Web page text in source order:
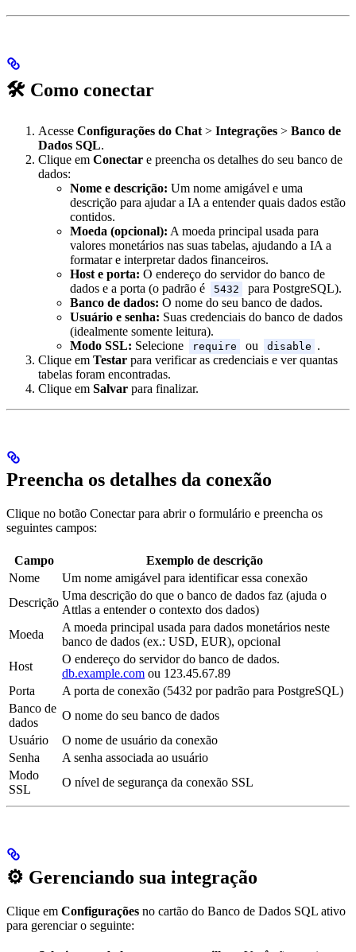
🛠️ Como conectar
Acesse Configurações do Chat > Integrações > Banco de
Dados SQL.
Clique em Conectar e preencha os detalhes do seu banco de
dados:
Nome e descrição: Um nome amigável e uma
descrição para ajudar a IA a entender quais dados estão
contidos.
Moeda (opcional): A moeda principal usada para
valores monetários nas suas tabelas, ajudando a IA a
formatar e interpretar dados financeiros.
Host e porta: O endereço do servidor do banco de
dados e a porta (o padrão é
5432
para PostgreSQL).
Banco de dados: O nome do seu banco de dados.
Usuário e senha: Suas credenciais do banco de dados
(idealmente somente leitura).
Modo SSL: Selecione require ou disable .
Clique em Testar para verificar as credenciais e ver quantas
tabelas foram encontradas.
Clique em Salvar para finalizar.
Preencha os detalhes da conexão
Clique no botão Conectar para abrir o formulário e preencha os
seguintes campos:
Campo
Exemplo de descrição
Nome
Um nome amigável para identificar essa conexão
Descrição
Uma descrição do que o banco de dados faz (ajuda o
Attlas a entender o contexto dos dados)
Moeda
A moeda principal usada para dados monetários neste
banco de dados (ex.: USD, EUR), opcional
Host
O endereço do servidor do banco de dados.
db.example.com ou 123.45.67.89
Porta
A porta de conexão (5432 por padrão para PostgreSQL)
Banco de
dados
O nome do seu banco de dados
Usuário
O nome de usuário da conexão
Senha
A senha associada ao usuário
Modo
SSL
O nível de segurança da conexão SSL
⚙️ Gerenciando sua integração
Clique em Configurações no cartão do Banco de Dados SQL ativo
para gerenciar o seguinte: